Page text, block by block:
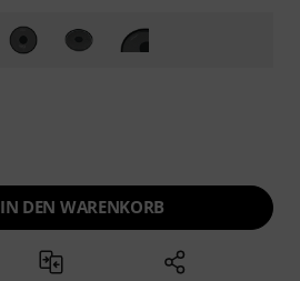
IN DEN WARENKORB